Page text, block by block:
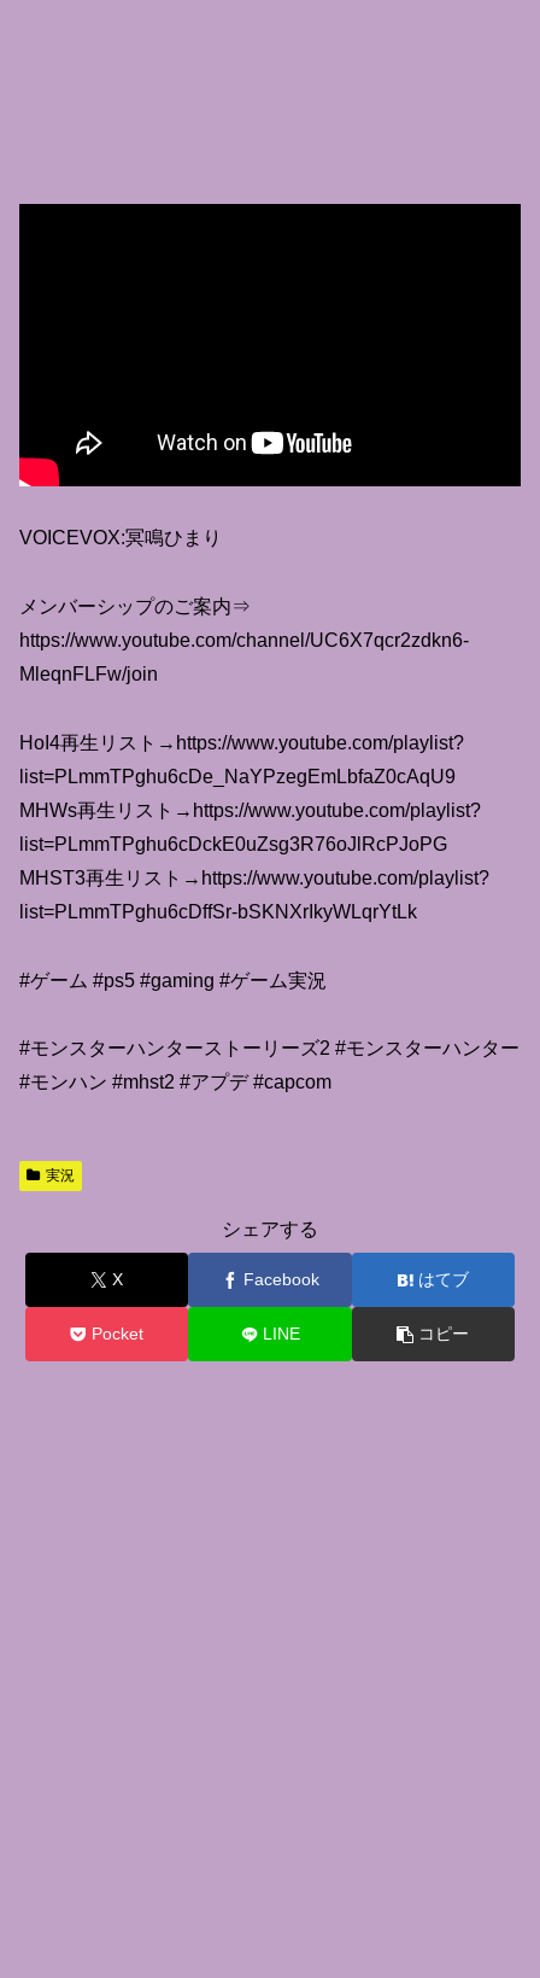
VOICEVOX:冥鳴ひまり
メンバーシップのご案内⇒
https://www.youtube.com/channel/UC6X7qcr2zdkn6-
MleqnFLFw/join
HoI4再生リスト→https://www.youtube.com/playlist?
list=PLmmTPghu6cDe_NaYPzegEmLbfaZ0cAqU9
MHWs再生リスト→https://www.youtube.com/playlist?
list=PLmmTPghu6cDckE0uZsg3R76oJlRcPJoPG
MHST3再生リスト→https://www.youtube.com/playlist?
list=PLmmTPghu6cDffSr-bSKNXrIkyWLqrYtLk
#ゲーム #ps5 #gaming #ゲーム実況
#モンスターハンターストーリーズ2 #モンスターハンター
#モンハン #mhst2 #アプデ #capcom
実況
シェアする
X Facebook はてブ
Pocket LINE コピー